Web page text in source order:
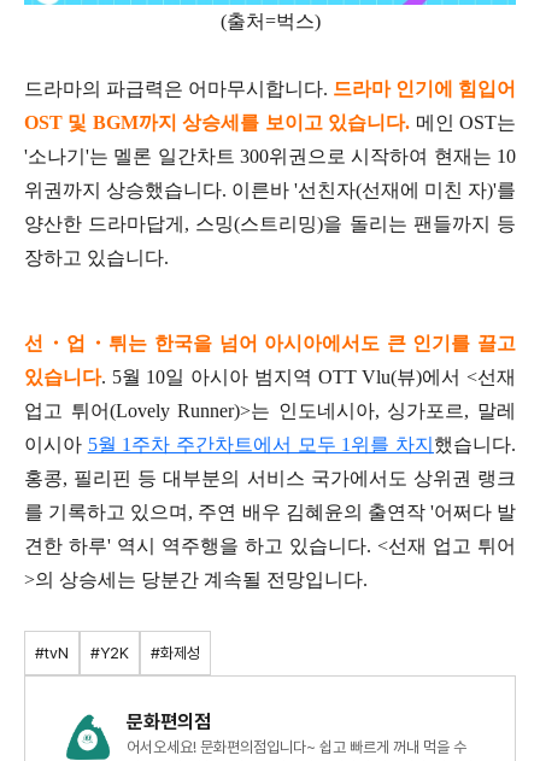
(출처=벅스)
드라마의 파급력은 어마무시합니다. 드라마 인기에 힘입어
OST 및 BGM까지 상승세를 보이고 있습니다. 메인 OST는
'소나기'는 멜론 일간차트 300위권으로 시작하여 현재는 10
위권까지 상승했습니다. 이른바 '선친자(선재에 미친 자)'를
양산한 드라마답게, 스밍(스트리밍)을 돌리는 팬들까지 등
장하고 있습니다.
선・업・튀는 한국을 넘어 아시아에서도 큰 인기를 끌고
있습니다. 5월 10일 아시아 범지역 OTT Vlu(뷰)에서 <선재
업고 튀어(Lovely Runner)>는 인도네시아, 싱가포르, 말레
이시아 5월 1주차 주간차트에서 모두 1위를 차지 했습니다.
홍콩, 필리핀 등 대부분의 서비스 국가에서도 상위권 랭크
를 기록하고 있으며, 주연 배우 김혜윤의 출연작 '어쩌다 발
견한 하루' 역시 역주행을 하고 있습니다. <선재 업고 튀어
>의 상승세는 당분간 계속될 전망입니다.
#tvN #Y2K #화제성
문화편의점
어서오세요! 문화편의점입니다~ 쉽고 빠르게 꺼내 먹을 수